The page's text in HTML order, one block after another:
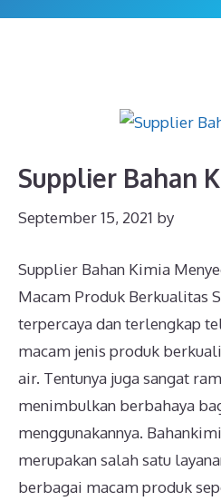
Supplier Bahan
September 15, 2021 by
Supplier Bahan Kimia
Macam Produk Berkualitas
terpercaya dan terlengkap
macam jenis produk
air. Tentunya juga sangat
menimbulkan berbahaya
menggunakannya.
merupakan salah satu
berbagai macam produk